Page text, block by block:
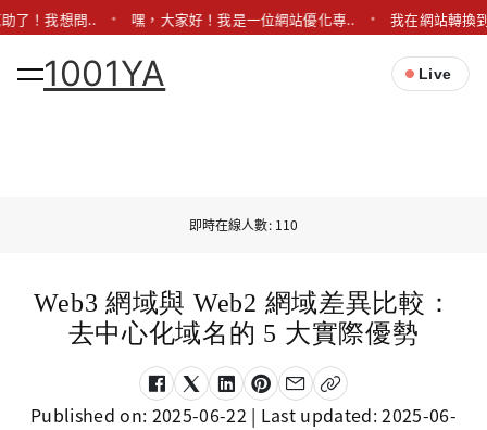
了！我想問.. 嘿，大家好！我是一位網站優化專.. 我在網站轉換
1001YA Live
即時在線人數: 110
Web3 網域與 Web2 網域差異比較：
去中心化域名的 5 大實際優勢
Published on: 2025-06-22 | Last updated:2025-06-